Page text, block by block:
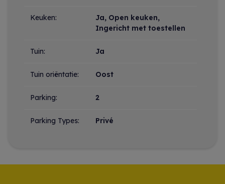
Keuken: Ja, Open keuken,
Ingericht met toestellen
Tuin: Ja
Tuin oriëntatie: Oost
Parking: 2
Parking Types: Privé